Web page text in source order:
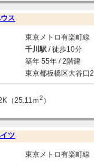
ス
東京メトロ有楽町線
千川駅/ 徒歩10分
築年 55年 / 2階建
東京都板橋区大谷口2
（25.11ｍ2 ）
ツ
東京メトロ有楽町線